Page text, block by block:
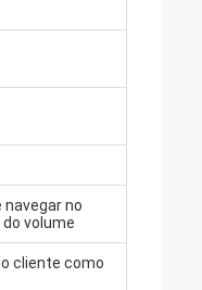
no
volume
cliente como